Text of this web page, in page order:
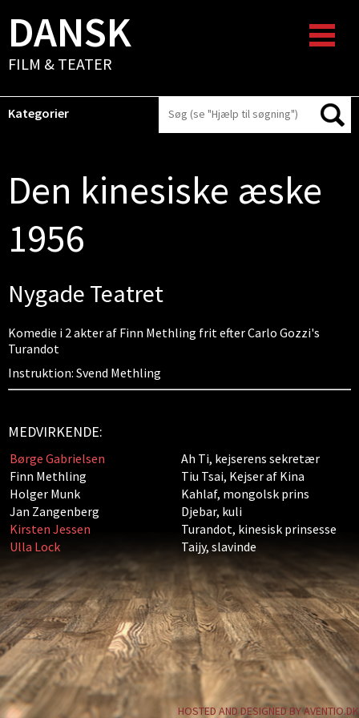
DANSK
FILM & TEATER
Kategorier
Den kinesiske æske
1956
Nygade Teatret
Komedie i 2 akter af Finn Methling frit efter Carlo Gozzi's
Turandot
Instruktion: Svend Methling
MEDVIRKENDE:
Børge Gabrielsen
Ah Ti, kejserens sekretær
Finn Methling
Tiu Tsai, Kejser af Kina
Holger Munk
Kahlaf, mongolsk prins
Jan Zangenberg
Djebar, kuli
Kirsten Jessen
Turandot, kinesisk prinsesse
Ulla Lock
Taijy, slavinde
HOSTED AND DESIGNED BY AVENTIO.DK